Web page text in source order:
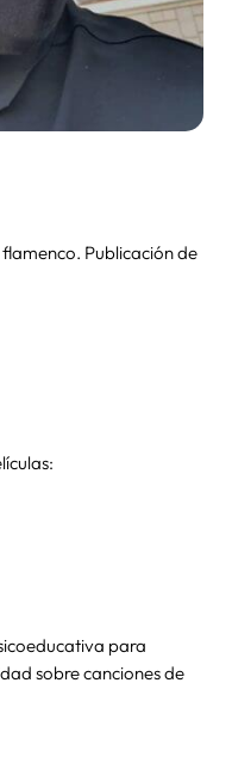
Publicación de
para
sobre canciones de